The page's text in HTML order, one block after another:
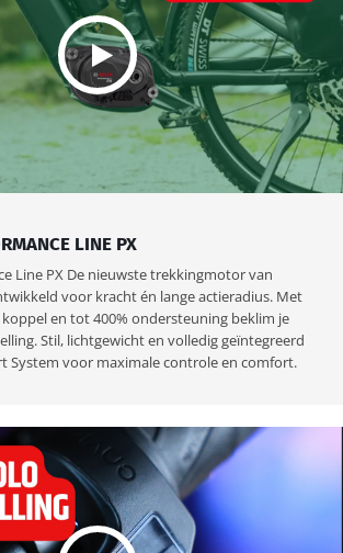
LINE PX
Line PX De nieuwste trekkingmotor van
voor kracht én lange actieradius. Met
en tot 400% ondersteuning beklim je
Stil, lichtgewicht en volledig geïntegreerd
System voor maximale controle en comfort.